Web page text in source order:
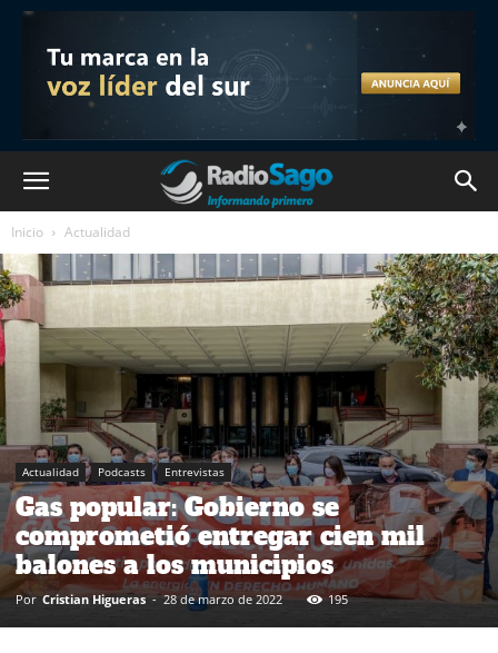
Inicio Actualidad
Actualidad Podcasts Entrevistas
Gas popular: Gobierno se
comprometió entregar cien mil
balones a los municipios
Por Cristian Higueras - 28 de marzo de 2022 195